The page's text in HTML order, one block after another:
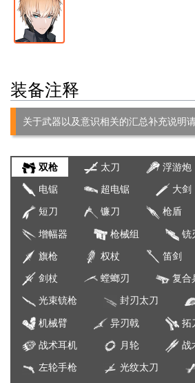
装备注释
关于武器以及意识相关的汇总补充说明
双枪 太刀 浮游炮
电锯 超电锯 大剑
短刀 镰刀 枪盾
增幅器 枪械组 铳
旗枪 权杖 笛剑
剑杖 螳螂刃 复合
光束铳枪 封刃太刀
机械臂 异刃戟 拓
战术耳机 月轮 战
左轮手枪 光纹太刀